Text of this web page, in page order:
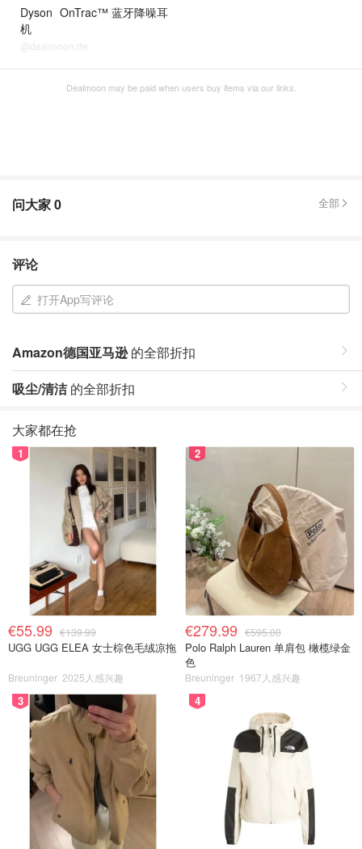
Dyson OnTrac™ 蓝牙降噪耳
机
@dealmoon.de
Dealmoon may be paid when users buy items via our links.
问大家0 全部
评论
打开App写评论
Amazon德国亚马逊的全部折扣
吸尘/清洁的全部折扣
大家都在抢
1
€55.99 €139.99
UGG UGG ELEA 女士棕色毛绒凉拖
Breuninger 2025人感兴趣
2
€279.99 €595.00
Polo Ralph Lauren 单肩包 橄榄绿金
色
Breuninger 1967人感兴趣
3 4